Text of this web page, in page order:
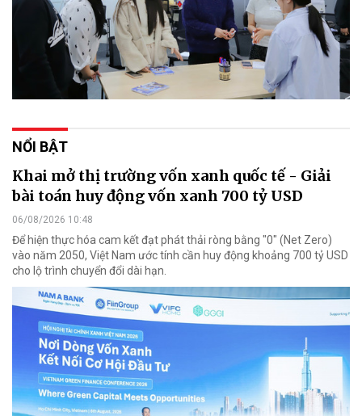
NỔI BẬT
Khai mở thị trường vốn xanh quốc tế - Giải
bài toán huy động vốn xanh 700 tỷ USD
06/08/2026 10:48
Để hiện thực hóa cam kết đạt phát thải ròng bằng "0" (Net Zero)
vào năm 2050, Việt Nam ước tính cần huy động khoảng 700 tỷ USD
cho lộ trình chuyển đổi dài hạn.